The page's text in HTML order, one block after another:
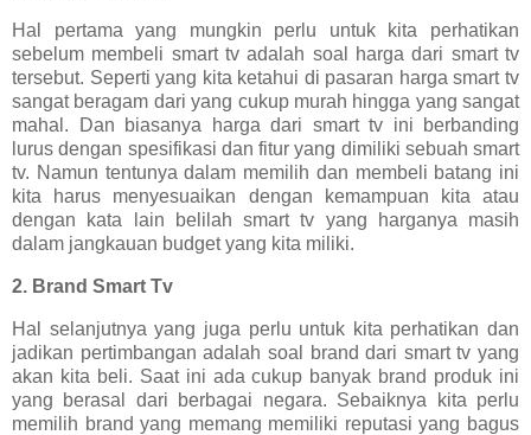
Hal pertama yang mungkin perlu untuk kita perhatikan
sebelum membeli smart tv adalah soal harga dari smart tv
tersebut. Seperti yang kita ketahui di pasaran harga smart tv
sangat beragam dari yang cukup murah hingga yang sangat
mahal. Dan biasanya harga dari smart tv ini berbanding
lurus dengan spesifikasi dan fitur yang dimiliki sebuah smart
tv. Namun tentunya dalam memilih dan membeli batang ini
kita harus menyesuaikan dengan kemampuan kita atau
dengan kata lain belilah smart tv yang harganya masih
dalam jangkauan budget yang kita miliki.
2. Brand Smart Tv
Hal selanjutnya yang juga perlu untuk kita perhatikan dan
jadikan pertimbangan adalah soal brand dari smart tv yang
akan kita beli. Saat ini ada cukup banyak brand produk ini
yang berasal dari berbagai negara. Sebaiknya kita perlu
memilih brand yang memang memiliki reputasi yang bagus